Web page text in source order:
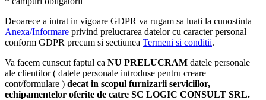
Deoarece a intrat in vigoare GDPR va rugam sa luati la cunostinta
Anexa/Informare privind prelucrarea datelor cu caracter personal
conform GDPR precum si sectiunea Termeni si conditii.
Va facem cunscut faptul ca NU PRELUCRAM datele personale
ale clientilor ( datele personale introduse pentru creare
cont/formulare ) decat in scopul furnizarii serviciilor,
echipamentelor oferite de catre SC LOGIC CONSULT SRL.